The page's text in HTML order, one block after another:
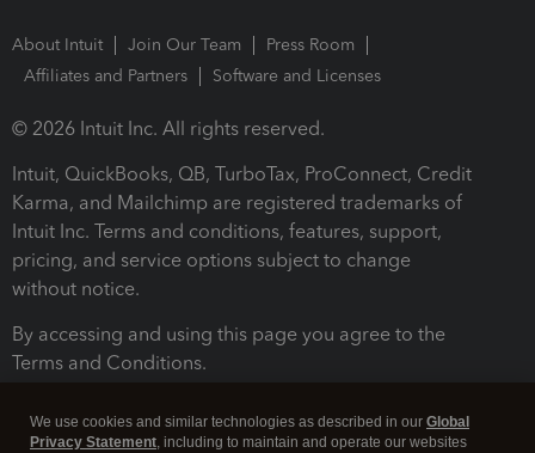
About Intuit Join Our Team
Press Room
Affiliates and Partners
Software and Licenses
© 2026 Intuit Inc. All rights reserved.
Intuit, QuickBooks, QB, TurboTax, ProConnect, Credit
Karma, and Mailchimp are registered trademarks of
Intuit Inc. Terms and conditions, features, support,
pricing, and service options subject to change
without notice.
By accessing and using this page you agree to the
Terms and Conditions.
We use cookies and similar technologies as described in our Global
Privacy Statement, including to maintain and operate our websites